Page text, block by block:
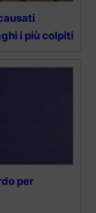
i più colpiti
per